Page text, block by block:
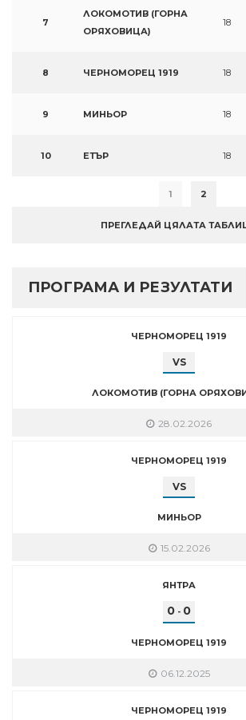
7
ЛОКОМОТИВ (ГОРНА
ОРЯХОВИЦА)
18
8 ЧЕРНОМОРЕЦ 1919 18
9 МИНЬОР 18
10 ЕТЪР 18
1 2
ПРЕГЛЕДАЙ ЦЯЛАТА
ПРОГРАМА И РЕЗУЛТАТИ
ЧЕРНОМОРЕЦ 1919
VS
ЛОКОМОТИВ (ГОРНА
28.02.2026
ЧЕРНОМОРЕЦ 1919
VS
МИНЬОР
15.02.2026
ЯНТРА
0 - 0
ЧЕРНОМОРЕЦ 1919
06.12.2025
ЧЕРНОМОРЕЦ 1919